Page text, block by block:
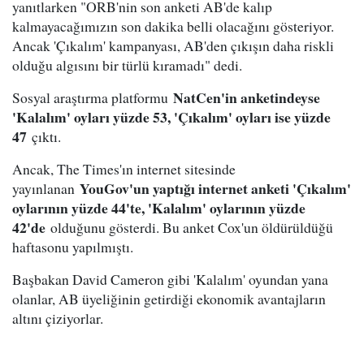
yanıtlarken "ORB'nin son anketi AB'de kalıp
kalmayacağımızın son dakika belli olacağını gösteriyor.
Ancak 'Çıkalım' kampanyası, AB'den çıkışın daha riskli
olduğu algısını bir türlü kıramadı" dedi.
Sosyal araştırma platformu NatCen'in anketindeyse
'Kalalım' oyları yüzde 53, 'Çıkalım' oyları ise yüzde
47 çıktı.
Ancak, The Times'ın internet sitesinde
yayınlanan YouGov'un yaptığı internet anketi 'Çıkalım'
oylarının yüzde 44'te, 'Kalalım' oylarının yüzde
42'de olduğunu gösterdi. Bu anket Cox'un öldürüldüğü
haftasonu yapılmıştı.
Başbakan David Cameron gibi 'Kalalım' oyundan yana
olanlar, AB üyeliğinin getirdiği ekonomik avantajların
altını çiziyorlar.